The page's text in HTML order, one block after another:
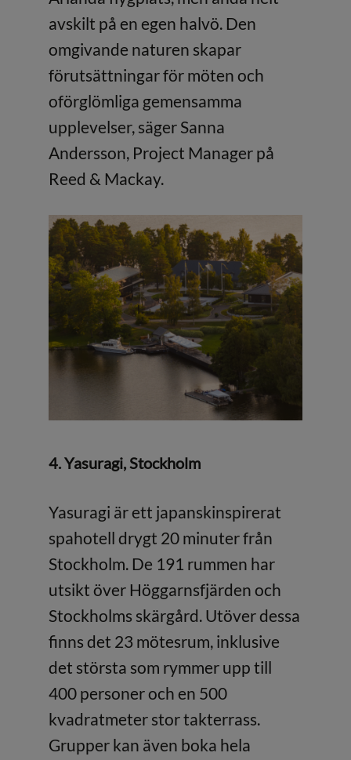
avskilt på en egen halvö. Den
omgivande naturen skapar
förutsättningar för möten och
oförglömliga gemensamma
upplevelser, säger Sanna
Andersson, Project Manager på
Reed & Mackay.
4. Yasuragi, Stockholm
Yasuragi är ett japanskinspirerat
spahotell drygt 20 minuter från
Stockholm. De 191 rummen har
utsikt över Höggarnsfjärden och
Stockholms skärgård. Utöver dessa
finns det 23 mötesrum, inklusive
det största som rymmer upp till
400 personer och en 500
kvadratmeter stor takterrass.
Grupper kan även boka hela